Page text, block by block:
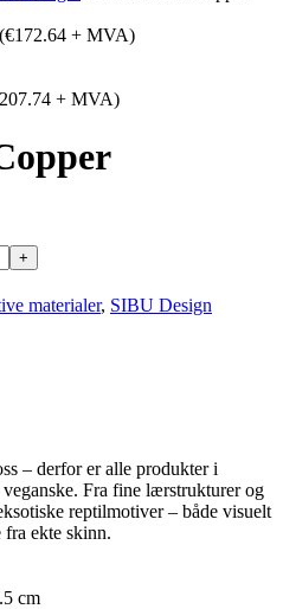
(€172.64 + MVA)
207.74 + MVA)
materialer, SIBU Design
– derfor er alle produkter i
Fra fine lærstrukturer og
reptilmotiver – både visuelt
ekte skinn.
cm